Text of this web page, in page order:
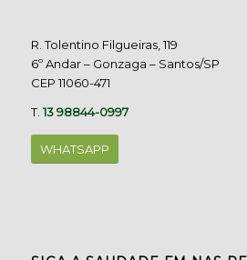
R. Tolentino Filgueiras, 119
6º Andar – Gonzaga – Santos/SP
CEP 11060-471
T.13 98844-0997
WHATSAPP